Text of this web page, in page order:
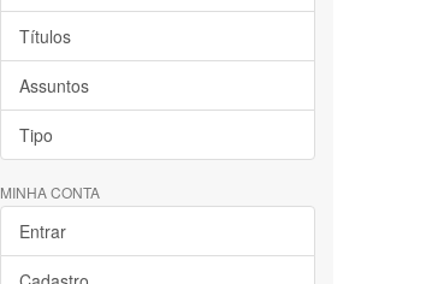
Títulos
Assuntos
Tipo
MINHA CONTA
Entrar